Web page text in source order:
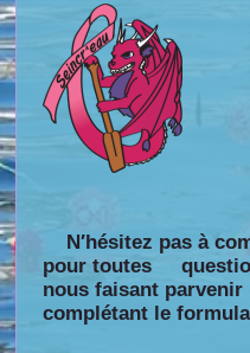
N′hésitez pas à
pour toutes
nous faisant
complétant le